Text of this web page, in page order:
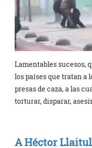
Lamentables sucesos,
los países que tratan a
presas de caza, a las
torturar, disparar,
A Héctor